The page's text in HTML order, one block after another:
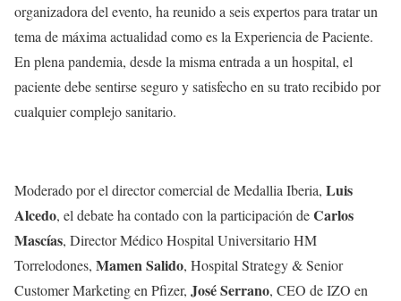
organizadora del evento, ha reunido a seis expertos para tratar un
tema de máxima actualidad como es la Experiencia de Paciente.
En plena pandemia, desde la misma entrada a un hospital, el
paciente debe sentirse seguro y satisfecho en su trato recibido por
cualquier complejo sanitario.
Moderado por el director comercial de Medallia Iberia, Luis
Alcedo, el debate ha contado con la participación deCarlos
Mascías, Director Médico Hospital Universitario HM
Torrelodones, Mamen Salido, Hospital Strategy & Senior
Customer Marketing en Pfizer, José Serrano, CEO de IZO en